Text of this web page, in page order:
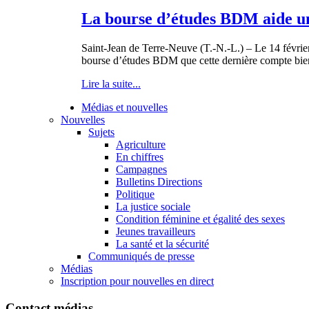
La bourse d’études BDM aide
Saint-Jean de Terre-Neuve (T.-N.-L.) – Le 14
bourse d’études BDM que cette dernière compte
Lire la suite...
Médias et nouvelles
Nouvelles
Sujets
Agriculture
En chiffres
Campagnes
Bulletins Directions
Politique
La justice sociale
Condition féminine et égalité des sexes
Jeunes travailleurs
La santé et la sécurité
Communiqués de presse
Médias
Inscription pour nouvelles en direct